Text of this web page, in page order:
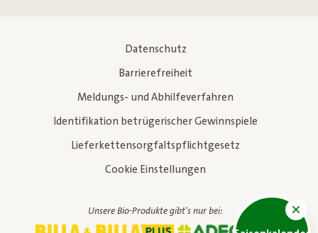
Datenschutz
Barrierefreiheit
Meldungs- und Abhilfeverfahren
Identifikation betrügerischer Gewinnspiele
Lieferkettensorgfaltspflichtgesetz
Cookie Einstellungen
Unsere Bio-Produkte gibt's nur bei: